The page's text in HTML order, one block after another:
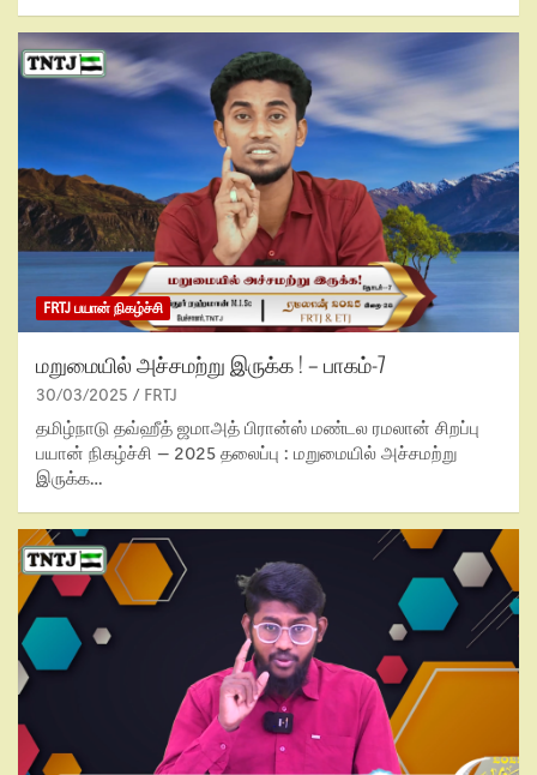
FRTJ பயான் நிகழ்ச்சி
மறுமையில் அச்சமற்று இருக்க ! – பாகம்-7
30/03/2025 FRTJ
தமிழ்நாடு தவ்ஹீத் ஜமாஅத் பிரான்ஸ் மண்டல ரமலான் சிறப்பு
பயான் நிகழ்ச்சி – 2025 தலைப்பு : மறுமையில் அச்சமற்று
இருக்க…